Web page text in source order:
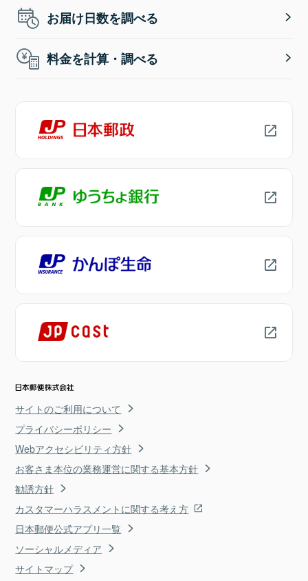
お届け日数を調べる
料金を計算・調べる
サイトのご利用について
プライバシーポリシー
Webアクセシビリティ方針
お客さま本位の業務運営に関する基本方針
勧誘方針
カスタマーハラスメントに関する考え方
日本郵便公式アプリ一覧
ソーシャルメディア
サイトマップ